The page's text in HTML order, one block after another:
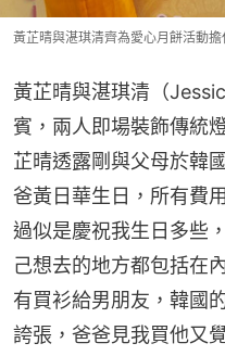
黃芷晴與湛琪清齊為愛心月餅活動擔
黃芷晴與湛琪清（
賓，兩人即場裝飾傳統
芷晴透露剛與父母於韓
爸黃日華生日，所有費
過似是慶祝我生日多些
己想去的地方都包括在
有買衫給男朋友，韓國
誇張，爸爸見我買他又